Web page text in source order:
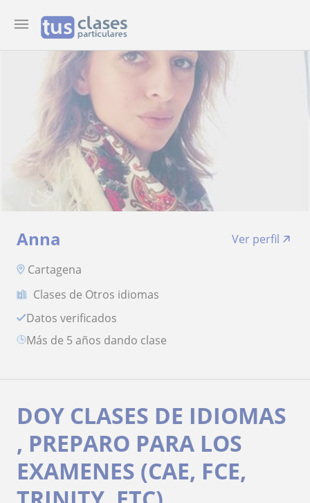
Anna
Ver perfil
Cartagena
Clases de Otros idiomas
Datos verificados
más de 5 años dando clase
DOY CLASES DE IDIOMAS
, PREPARO PARA LOS
EXAMENES (CAE, FCE,